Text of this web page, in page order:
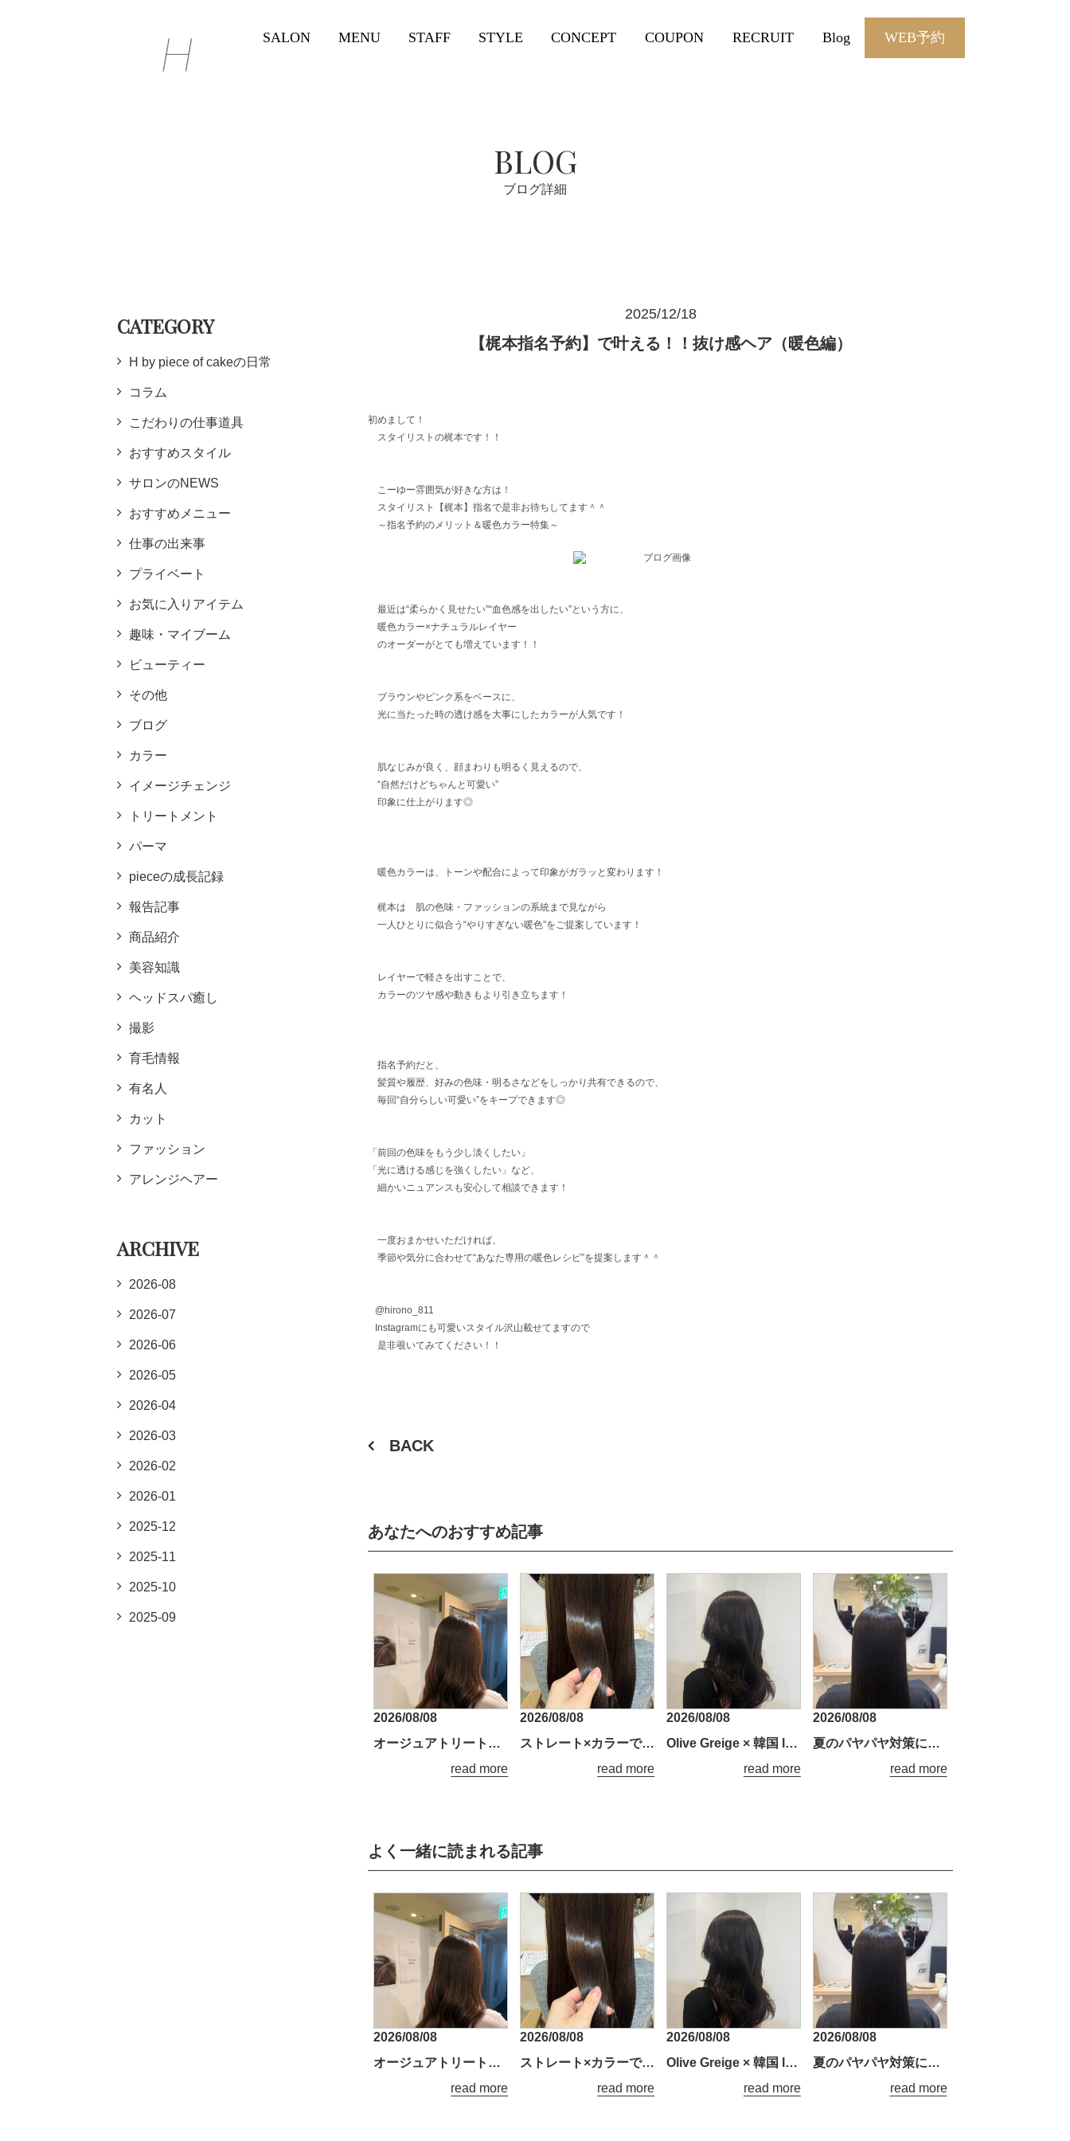
SALON MENU STAFF STYLE CONCEPT COUPON RECRUIT Blog WEB予約
BLOG
ブログ詳細
2025/12/18
【梶本指名予約】で叶える！！抜け感ヘア（暖色編）
初めまして！
スタイリストの梶本です！！
こーゆー雰囲気が好きな方は！
スタイリスト【梶本】指名で是非お待ちしてます＾＾
～指名予約のメリット＆暖色カラー特集～
最近は“柔らかく見せたい”“血色感を出したい”という方に、
暖色カラー×ナチュラルレイヤー
のオーダーがとても増えています！！
ブラウンやピンク系をベースに、
光に当たった時の透け感を大事にしたカラーが人気です！
肌なじみが良く、顔まわりも明るく見えるので、
“自然だけどちゃんと可愛い”
印象に仕上がります◎
暖色カラーは、トーンや配合によって印象がガラッと変わります！
梶本は 肌の色味・ファッションの系統まで見ながら
一人ひとりに似合う“やりすぎない暖色”をご提案しています！
レイヤーで軽さを出すことで、
カラーのツヤ感や動きもより引き立ちます！
指名予約だと、
髪質や履歴、好みの色味・明るさなどをしっかり共有できるので、
毎回“自分らしい可愛い”をキープできます◎
「前回の色味をもう少し淡くしたい」
「光に透ける感じを強くしたい」など、
細かいニュアンスも安心して相談できます！
一度おまかせいただければ、
季節や気分に合わせて“あなた専用の暖色レシピ”を提案します＾＾
@hirono_811
Instagramにも可愛いスタイル沢山載せてますので
是非覗いてみてください！！
BACK
あなたへのおすすめ記事
2026/08/08
オージュアトリートメントでうるツヤ髪に*.+
read more
2026/08/08
ストレート×カラーでツヤ感アップ♪
read more
2026/08/08
Olive Greige × 韓国 layer
read more
2026/08/08
夏のパヤパヤ対策に、ナチュラルストレート
read more
よく一緒に読まれる記事
2026/08/08
オージュアトリートメントでうるツヤ髪に*.+
read more
2026/08/08
ストレート×カラーでツヤ感アップ♪
read more
2026/08/08
Olive Greige × 韓国 layer
read more
2026/08/08
夏のパヤパヤ対策に、ナチュラルストレート
read more
CATEGORY
H by piece of cakeの日常
コラム
こだわりの仕事道具
おすすめスタイル
サロンのNEWS
おすすめメニュー
仕事の出来事
プライベート
お気に入りアイテム
趣味・マイブーム
ビューティー
その他
ブログ
カラー
イメージチェンジ
トリートメント
パーマ
pieceの成長記録
報告記事
商品紹介
美容知識
ヘッドスパ癒し
撮影
育毛情報
有名人
カット
ファッション
アレンジヘアー
ARCHIVE
2026-08
2026-07
2026-06
2026-05
2026-04
2026-03
2026-02
2026-01
2025-12
2025-11
2025-10
2025-09